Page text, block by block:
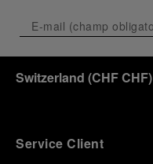
Switzerland (CHF CHF)
Service Client